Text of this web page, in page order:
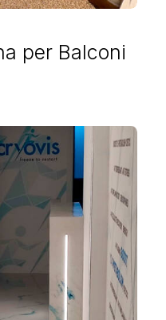
per Balconi